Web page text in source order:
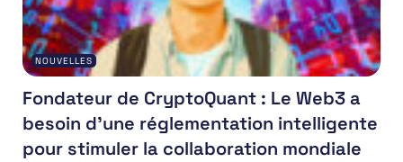
NOUVELLES
Fondateur de CryptoQuant : Le Web3 a
besoin d’une réglementation intelligente
pour stimuler la collaboration mondiale